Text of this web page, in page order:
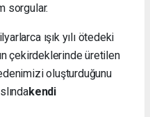
sorgular.
ışık yılı ötedeki
çekirdeklerinde üretilen
oluşturduğunu
kendi